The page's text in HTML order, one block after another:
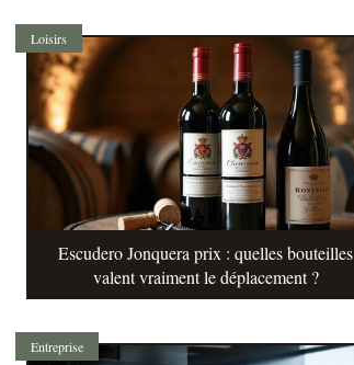
Loisirs
Escudero Jonquera prix : quelles bouteilles
valent vraiment le déplacement ?
Entreprise